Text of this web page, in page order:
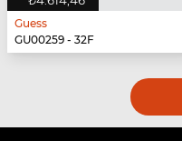
Guess
GU00259 - 32F